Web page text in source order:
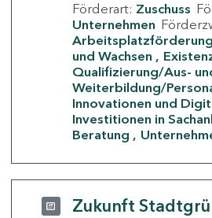
Förderart: Zuschuss
Unternehmen
Arbeitsplatzförderung
und Wachsen
Qualifizierung/Aus-
Weiterbildung/
Innovationen und
Investitionen in
Beratung
Zukunft